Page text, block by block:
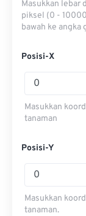
Masukkan lebar
piksel (0 -
bawah ke angka
Posisi-X
Masukkan
tanaman
Posisi-Y
Masukkan
tanaman.